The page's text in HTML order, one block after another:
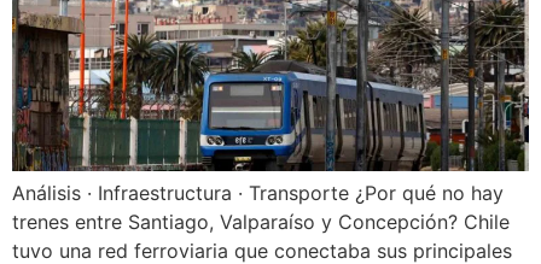
Análisis · Infraestructura · Transporte ¿Por qué no hay
trenes entre Santiago, Valparaíso y Concepción? Chile
tuvo una red ferroviaria que conectaba sus principales